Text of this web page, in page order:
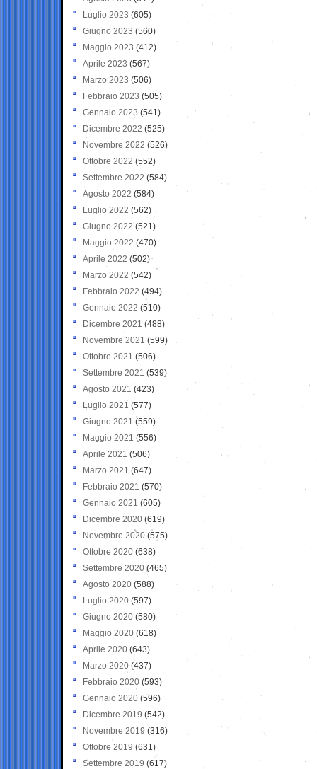
Luglio 2023 (605)
Giugno 2023 (560)
Maggio 2023 (412)
Aprile 2023 (567)
Marzo 2023 (506)
Febbraio 2023 (505)
Gennaio 2023 (541)
Dicembre 2022 (525)
Novembre 2022 (526)
Ottobre 2022 (552)
Settembre 2022 (584)
Agosto 2022 (584)
Luglio 2022 (562)
Giugno 2022 (521)
Maggio 2022 (470)
Aprile 2022 (502)
Marzo 2022 (542)
Febbraio 2022 (494)
Gennaio 2022 (510)
Dicembre 2021 (488)
Novembre 2021 (599)
Ottobre 2021 (506)
Settembre 2021 (539)
Agosto 2021 (423)
Luglio 2021 (577)
Giugno 2021(559)
Maggio 2021 (556)
Aprile 2021 (506)
Marzo 2021 (647)
Febbraio 2021 (570)
Gennaio 2021 (605)
Dicembre 2020 (619)
Novembre 2020 (575)
Ottobre 2020 (638)
Settembre 2020(465)
Agosto 2020 (588)
Luglio 2020 (597)
Giugno 2020 (580)
Maggio 2020 (618)
Aprile 2020 (643)
Marzo 2020 (437)
Febbraio 2020 (593)
Gennaio 2020 (596)
Dicembre 2019 (542)
Novembre 2019 (316)
Ottobre 2019 (631)
Settembre 2019 (617)